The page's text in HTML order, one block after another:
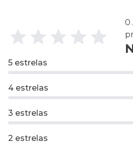
0
5 estrelas
4 estrelas
3 estrelas
2 estrelas